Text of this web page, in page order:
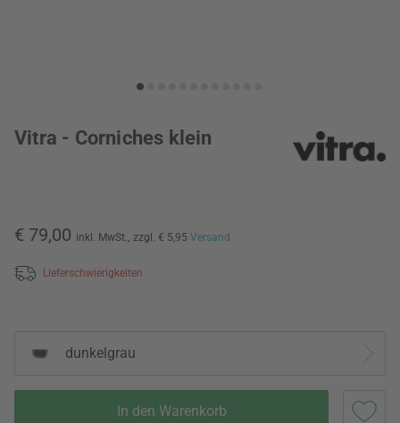
Vitra - Corniches klein
€ 79,00 inkl. MwSt., zzgl. € 5,95 Versand
Lieferschwierigkeiten
dunkelgrau
In den Warenkorb